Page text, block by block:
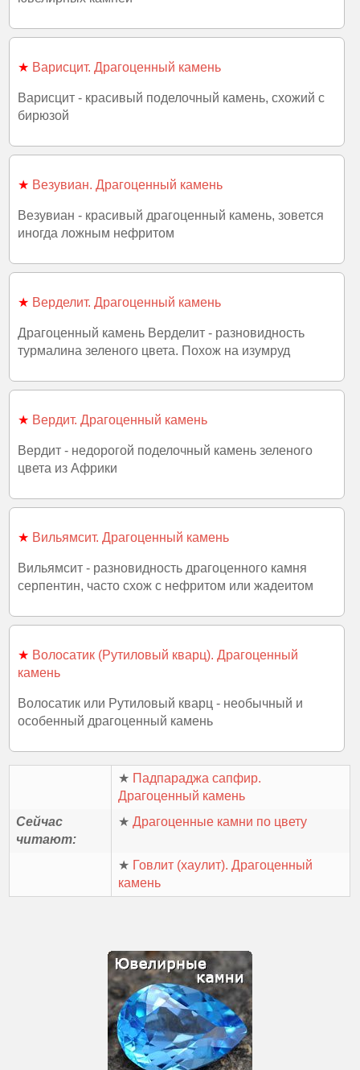
★ Варисцит. Драгоценный камень
Варисцит - красивый поделочный камень, схожий с
бирюзой
★ Везувиан. Драгоценный камень
Везувиан - красивый драгоценный камень, зовется
иногда ложным нефритом
★ Верделит. Драгоценный камень
Драгоценный камень Верделит - разновидность
турмалина зеленого цвета. Похож на изумруд
★ Вердит. Драгоценный камень
Вердит - недорогой поделочный камень зеленого
цвета из Африки
★ Вильямсит. Драгоценный камень
Вильямсит - разновидность драгоценного камня
серпентин, часто схож с нефритом или жадеитом
★ Волосатик (Рутиловый кварц). Драгоценный
камень
Волосатик или Рутиловый кварц - необычный и
особенный драгоценный камень
★ Падпараджа сапфир.
Драгоценный камень
Сейчас
читают:
★Драгоценные камни по цвету
★ Говлит (хаулит). Драгоценный
камень